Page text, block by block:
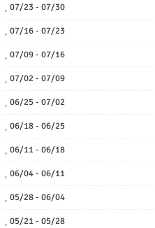
07/23 - 07/30
07/16 - 07/23
07/09 - 07/16
07/02 - 07/09
06/25 - 07/02
06/18 - 06/25
06/11 - 06/18
06/04 - 06/11
05/28 - 06/04
05/21 - 05/28